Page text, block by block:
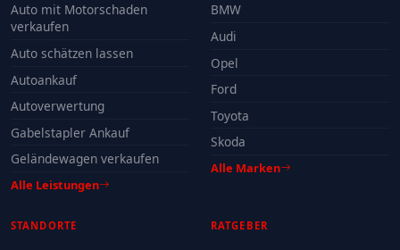
Auto mit Motorschaden
verkaufen
Auto schätzen lassen
Autoankauf
Autoverwertung
Gabelstapler Ankauf
Geländewagen verkaufen
Alle Leistungen
BMW
Audi
Opel
Ford
Toyota
Skoda
Alle Marken
STANDORTE RATGEBER